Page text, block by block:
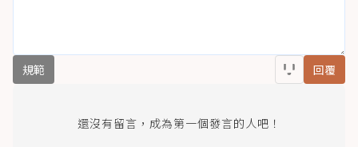
規範 回覆
還沒有留言，成為第一個發言的人吧！